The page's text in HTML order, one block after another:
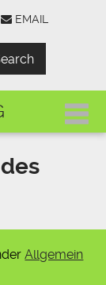
EMAIL
Allgemein